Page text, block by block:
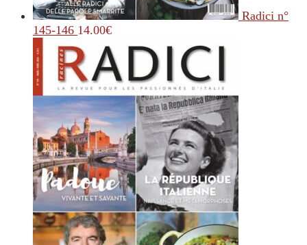
Radici n°
145-146 14.00€